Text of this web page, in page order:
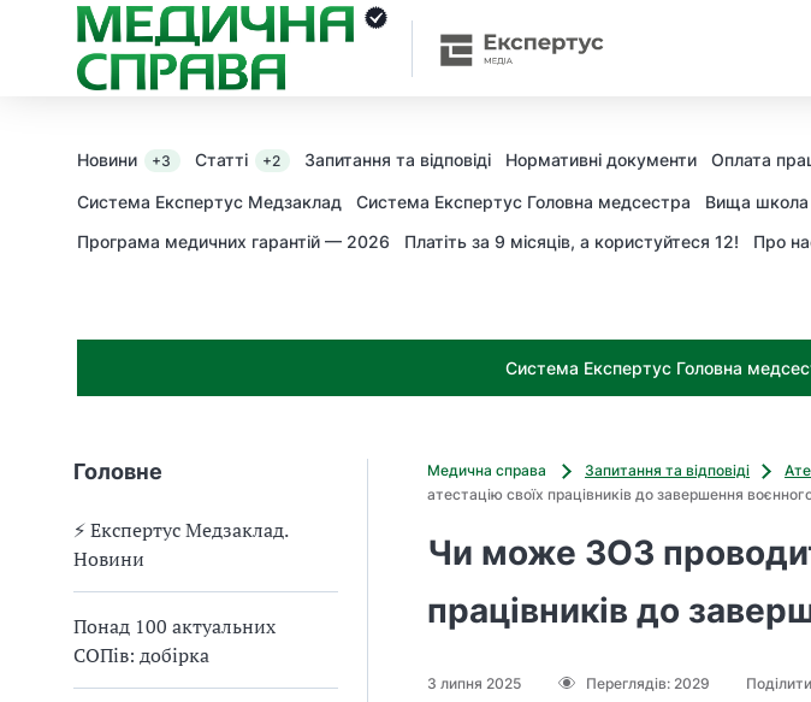
Новини +3 Статті +2 Запитання та відповіді Нормативні документи Оплата
Система Експертус Медзаклад Система Експертус Головна медсестра
Вища
Програма медичних гарантій — 2026
Платіть за 9 місяців, а користуйтеся 12! Про
Система Експертус Головна
Головне
⚡️ Експертус Медзаклад.
Новини
Понад 100 актуальних
СОПів: добірка
Медична справа Запитання та відповіді
атестацію своїх працівників до завершення
Чи може ЗОЗ
працівників до
3 липня 2025 Переглядів: 2029